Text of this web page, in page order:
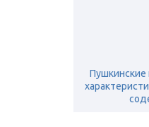
Пушкинские